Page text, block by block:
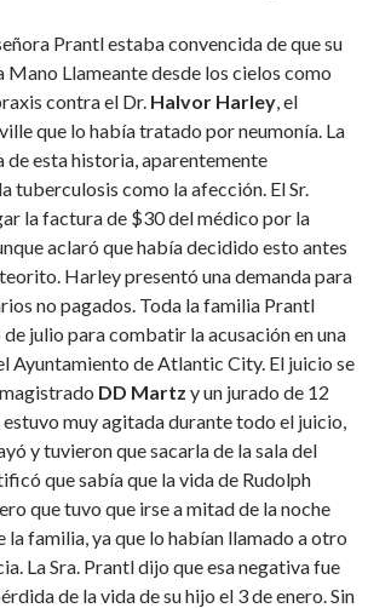
Prantl estaba convencida de que su
Mano Llameante desde los cielos como
contra el Dr. Halvor Harley, el
que lo había tratado por neumonía. La
esta historia, aparentemente
tuberculosis como la afección. El Sr.
la factura de $30 del médico por la
aclaró que había decidido esto antes
Harley presentó una demanda para
no pagados. Toda la familia Prantl
julio para combatir la acusación en una
Ayuntamiento de Atlantic City. El juicio se
DD Martz y un jurado de 12
muy agitada durante todo el juicio,
y tuvieron que sacarla de la sala del
que sabía que la vida de Rudolph
que tuvo que irse a mitad de la noche
la familia, ya que lo habían llamado a otro
La Sra. Prantl dijo que esa negativa fue
de la vida de su hijo el 3 de enero. Sin